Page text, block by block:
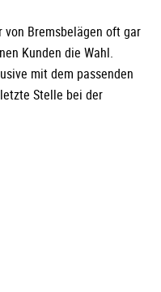
Bremsbelägen oft gar
Kunden die Wahl.
mit dem passenden
Stelle bei der